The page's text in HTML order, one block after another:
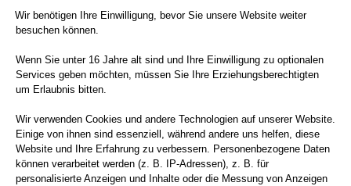
Einwilligungsmanagementplattform:
Wir benötigen Ihre Einwilligung, bevor Sie unsere Website weiter
besuchen können.
Wenn Sie unter 16 Jahre alt sind und Ihre Einwilligung zu optionalen
Services geben möchten, müssen Sie Ihre Erziehungsberechtigten
um Erlaubnis bitten.
Wir verwenden Cookies und andere Technologien auf unserer Website.
Einige von ihnen sind essenziell, während andere uns helfen, diese
Website und Ihre Erfahrung zu verbessern. Personenbezogene Daten
können verarbeitet werden (z. B. IP-Adressen), z. B. für
personalisierte Anzeigen und Inhalte oder die Messung von Anzeigen